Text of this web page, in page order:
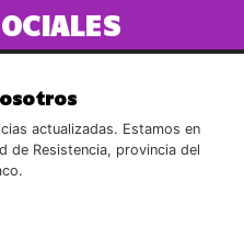
actualizadas. Estamos en
de Resistencia, provincia del